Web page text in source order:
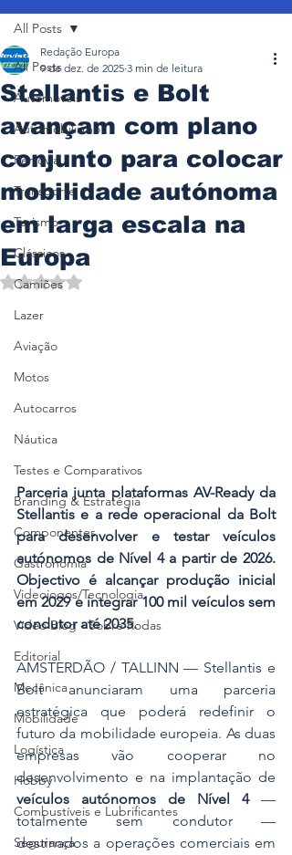
All Posts
Automóveis
Automobilismo
Ferrovia
Transporte
Turismo
Clássicos
Camiões
Lazer
Aviação
Motos
Autocarros
Náutica
Testes e Comparativos
Branding & Estratégia
Componentes
Gastronomia
Videojogos/Tecnologia
Vídeo Blog - Sobre Rodas
Editorial
Mecânica
Mobilidade
Logística
Hobby
Combustíveis e Lubrificantes
Segurança
All Posts
Stellantis e Bolt
avançam com plano
conjunto para colocar
mobilidade autónoma
em larga escala na
Europa
Redação Europa
9 de dez. de 2025 3 min de leitura
Avaliado com NaN de 5 estrelas.
Parceria junta plataformas AV-Ready da
Stellantis e a rede operacional da Bolt
para desenvolver e testar veículos
autónomos de Nível 4 a partir de 2026.
Objectivo é alcançar produção inicial
em 2029 e integrar 100 mil veículos sem
condutor até 2035.
AMSTERDÃO / TALLINN — Stellantis e
Bolt anunciaram uma parceria
estratégica que poderá redefinir o
futuro da mobilidade europeia. As duas
empresas vão cooperar no
veículos autónomos de Nível 4 —
totalmente sem condutor —
destinados a operações comerciais em